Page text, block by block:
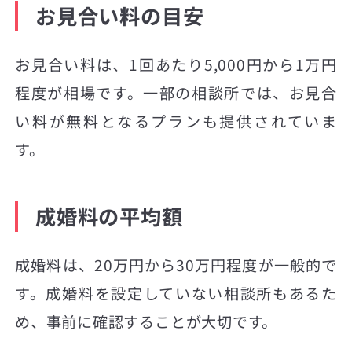
お見合い料の目安
お見合い料は、1回あたり5,000円から1万円
程度が相場です。一部の相談所では、お見合
い料が無料となるプランも提供されていま
す。
成婚料の平均額
成婚料は、20万円から30万円程度が一般的で
す。成婚料を設定していない相談所もあるた
め、事前に確認することが大切です。